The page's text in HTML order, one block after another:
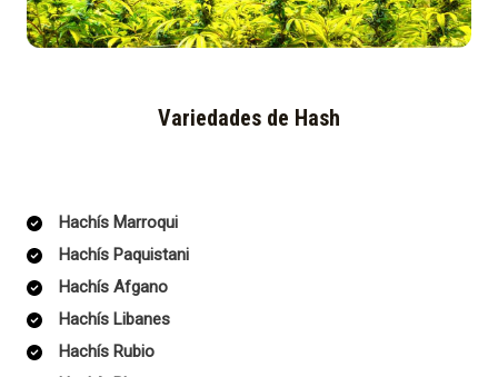
Variedades de Hash
Hachís Marroqui
Hachís Paquistani
Hachís Afgano
Hachís Libanes
Hachís Rubio